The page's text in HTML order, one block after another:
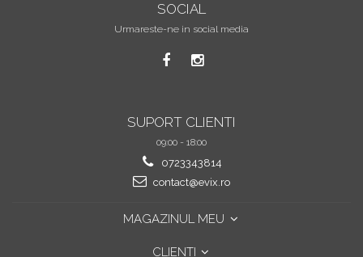
SOCIAL
Urmareste-ne in social media
SUPORT CLIENTI
09:00 - 18:00
0723343814
contact@evix.ro
MAGAZINUL MEU
CLIENTI